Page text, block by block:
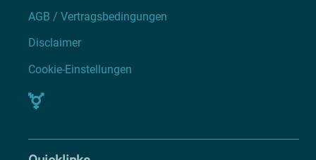
AGB / Vertragsbedingungen
Disclaimer
Cookie-Einstellungen